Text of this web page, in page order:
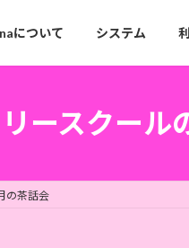
について システム
ースクール
の茶話会